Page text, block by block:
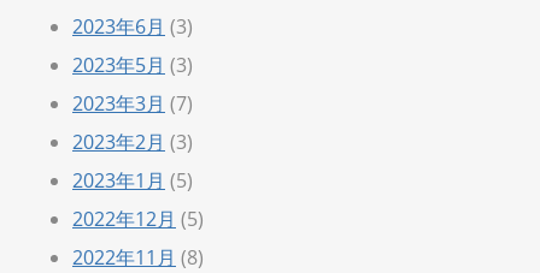
2023年6月 (3)
2023年5月 (3)
2023年3月 (7)
2023年2月 (3)
2023年1月 (5)
2022年12月 (5)
2022年11月 (8)